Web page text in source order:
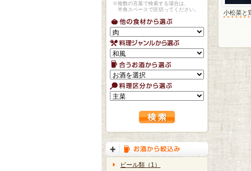
※複数の言葉で検索する場合は、
半角スペースで区切ってください。
ビール類（1）
小松菜と